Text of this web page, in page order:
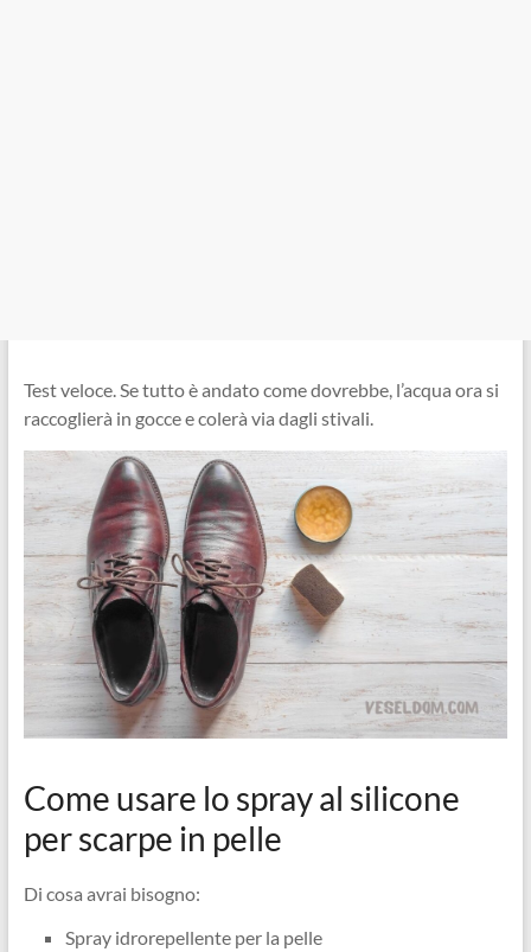
Test veloce. Se tutto è andato come dovrebbe, l’acqua ora si
raccoglierà in gocce e colerà via dagli stivali.
Come usare lo spray al silicone
per scarpe in pelle
Di cosa avrai bisogno:
Spray idrorepellente per la pelle